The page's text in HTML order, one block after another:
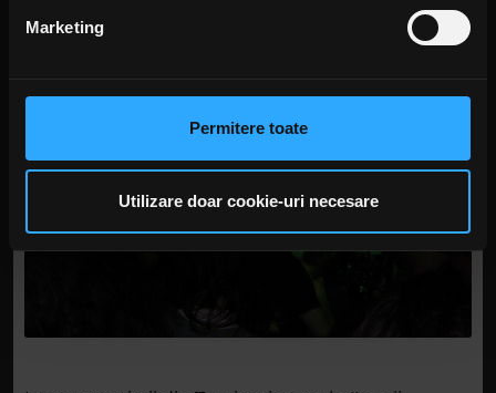
anunțurile, pentru a oferi funcții de rețele sociale și pentru
a analiza traficul. De asemenea, le oferim partenerilor de
privire la modul în care folosiți site-ul nostru. Aceștia le
pot combina cu alte informații oferite de dvs. sau culese
continuați să utilizați website-ul nostru, sunteți de acord
Marketing
Permitere toate
Utilizare doar cookie-uri necesare